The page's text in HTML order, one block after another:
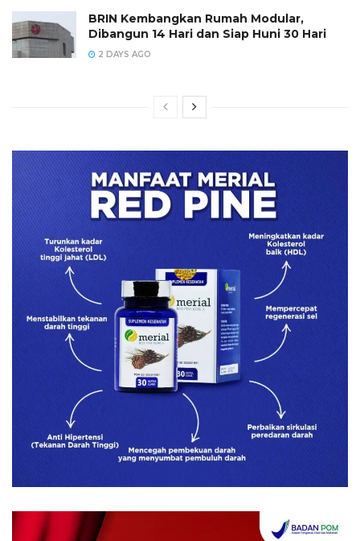
BRIN Kembangkan Rumah Modular,
Dibangun 14 Hari dan Siap Huni 30 Hari
2 DAYS AGO